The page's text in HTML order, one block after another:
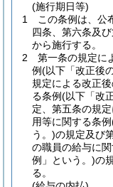
(施行期日等)
1
この条例は、公
四条、第六条及
から施行する。
2
第一条の規定に
例(以下「改正後
規定による改正
る条例(以下「改
定、第五条の規
用等に関する条例
う。)の規定及び
の職員の給与に関
例」という。)の
る。